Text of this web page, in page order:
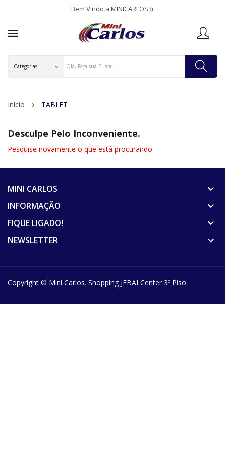
Bem Vindo a MINICARLOS :)
Início TABLET
Desculpe Pelo Inconveniente.
Pesquise novamente o que está procurando
MINI CARLOS keyboard_arrow_down
INFORMAÇÃO keyboard_arrow_down
FIQUE LIGADO! keyboard_arrow_down
NEWSLETTER keyboard_arrow_down
Copyright © Mini Carlos. Shopping JEBAI Center 3º Piso